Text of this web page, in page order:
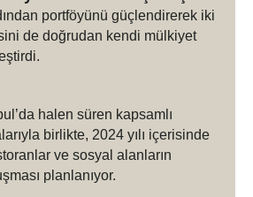
portföyünü güçlendirerek iki
de doğrudan kendi mülkiyet
halen süren kapsamlı
birlikte, 2024 yılı içerisinde
ve sosyal alanların
planlanıyor.